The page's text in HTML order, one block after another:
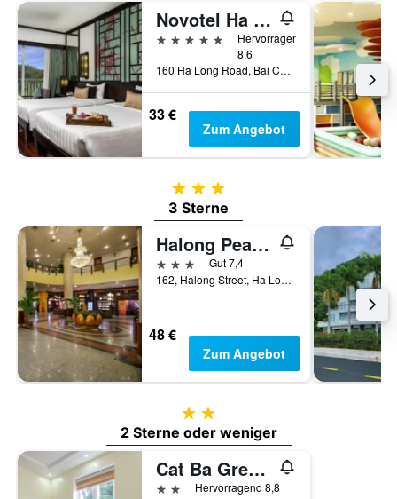
Novotel Ha Long Bay
5 Sterne
Hervorragend
8,6
160 Ha Long Road, Bai Chay Ward, Ha Long, Vietnam
33 €
Zum Angebot
3 Sterne
3 Sterne
Halong Pearl Hotel
3 Sterne
Gut 7,4
162, Halong Street, Ha Long, Vietnam
48 €
Zum Angebot
2 Sterne
2 Sterne oder weniger
Cat Ba Green Hotel
2 SterneHervorragend 8,8